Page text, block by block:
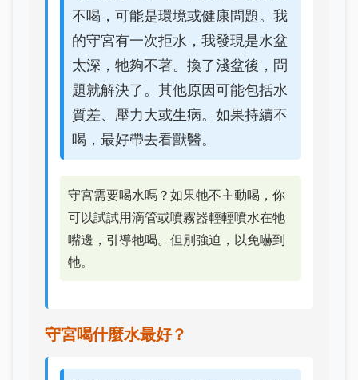
不喝，可能是環境或健康問題。我
的守宮有一次拒水，我發現是水盆
太深，牠夠不著。換了淺盆後，問
題就解決了。其他原因可能包括水
質差、壓力大或生病。如果持續不
喝，最好帶去看獸醫。
守宮需要喝水嗎？如果牠不主動喝，你
可以試試用滴管或噴霧器輕輕噴水在牠
嘴邊，引導牠喝。但別強迫，以免嚇到
牠。
守宮喝什麼水最好？